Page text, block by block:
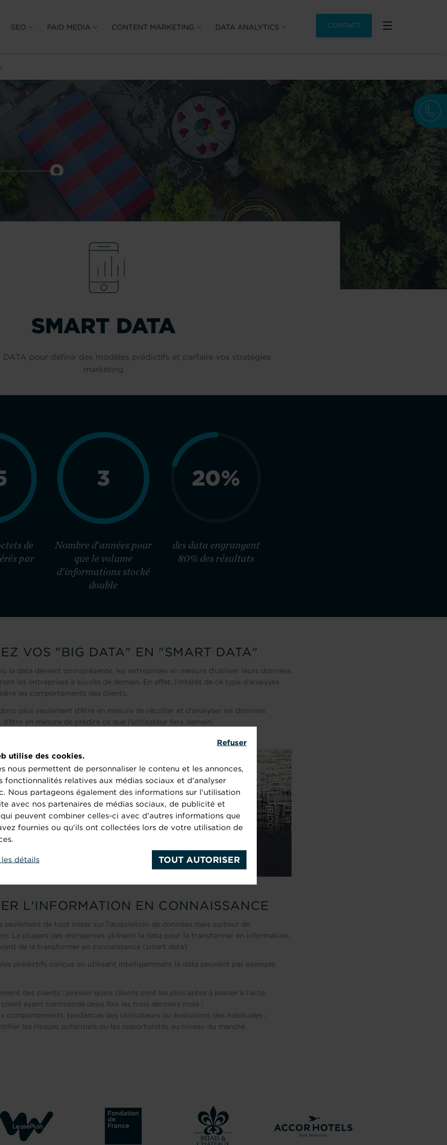
Refuser
utilise des cookies.
nous permettent de personnaliser le contenu et les annonces,
fonctionnalités relatives aux médias sociaux et d'analyser
Nous partageons également des informations sur l'utilisation
avec nos partenaires de médias sociaux, de publicité et
peuvent combiner celles-ci avec d'autres informations que
fournies ou qu'ils ont collectées lors de votre utilisation de
TOUT AUTORISER
détails
SEO PAID MEDIA CONTENT MARKETING DATA ANALYTICS CONTACT
SMART DATA
pour définir des modèles prédictifs et parfaire vos stratégies
marketing
de
par
3
Nombre d'années pour
que le volume
d'informations stocké
double
20%
des data engrangent
80% des résultats
VOS "BIG DATA" EN "SMART DATA"
la data devient omniprésente, les entreprises en mesure d’utiliser leurs données
les entreprises à succès de demain. En effet, l’intérêt de ce type d’analyses
les comportements des clients.
donc plus seulement d’être en mesure de récolter et d’analyser les données
d’être en mesure de prédire ce que l’utilisateur fera demain.
ainsi de filtrer le
en retirer son
: nous appelons
Customer Data
Data.
L'INFORMATION EN CONNAISSANCE
seulement de tout miser sur l’acquisition de données mais surtout de
La plupart des entreprises utilisent la data pour la transformer en information,
de la transformer en connaissance (smart data)
prédictifs conçus en utilisant intelligemment la data peuvent par exemple
des clients : prévoir quels clients sont les plus aptes à passer à l’acte
client ayant commandé deux fois les trois derniers mois ;
comportements, tendances des utilisateurs ou évolutions des habitudes ;
les risques potentiels ou les opportunités au niveau du marché.